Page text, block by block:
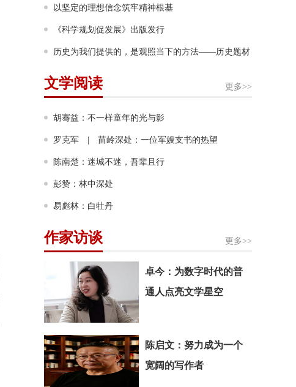
力”
以坚定的理想信念筑牢精神根基
《科学规划促发展》出版发行
历史为我们提供的，是观照当下的方法——历史题材
非虚构写作多人谈
更多>>
文学阅读
胡骞益：不一样童年的光与影
罗克军 | 苗岭深处：一位军嫂支书的热望
陈南楚：迷城不迷，吾辈且行
彭赞：林中深处
易彪林：白牡丹
更多>>
作家访谈
卓今：为数字时代的普
通人点亮文学星空
陈启文：努力成为一个
宽阔的写作者